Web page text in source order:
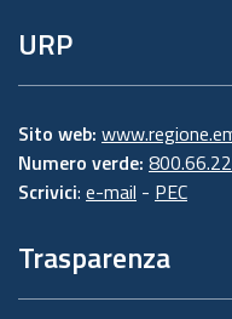
URP
Sito web:
Numero verde:
Scrivici: e-mail - PEC
Trasparenza